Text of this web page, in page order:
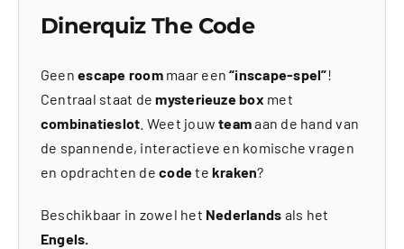
Dinerquiz The Code
Geenescape roommaar een“inscape-spel”!
Centraal staat demysterieuze box met
combinatieslot . Weet jouwteamaan de hand van
de spannende, interactieve en komische vragen
en opdrachten decodetekraken?
Beschikbaar in zowel het Nederlands als het
Engels.